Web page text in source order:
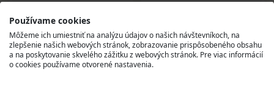
Používame cookies
Môžeme ich umiestniť na analýzu údajov o našich návštevníkoch, na
zlepšenie našich webových stránok, zobrazovanie prispôsobeného obsahu
a na poskytovanie skvelého zážitku z webových stránok. Pre viac informácií
o cookies používame otvorené nastavenia.